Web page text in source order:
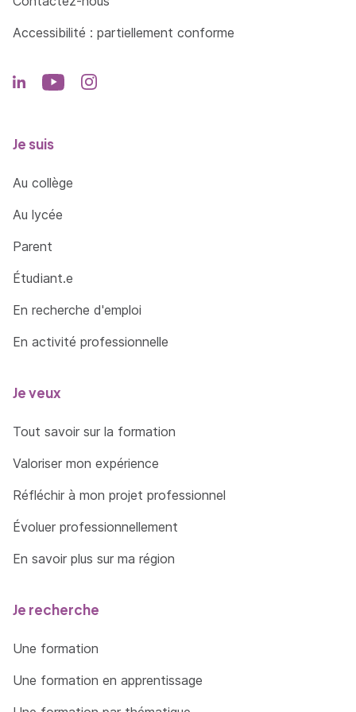
et privés en mobilisant des données et des
de développement durable pour apporter un
conseil auprès des décideurs
Concevoir des projets partenariaux avec les
différentes parties prenantes en mettant en
consultations, jeux de rôle…)
sur les politiques publiques existantes et les
éléments de prospective au regard des
attentes des parties prenantes et des
objectifs de développement durable
Planifier les étapes d’un projet afin de
au regard des moyens disponibles à mobilier
Accessibilité : partiellement conforme
Je suis
Au collège
Au lycée
Parent
Étudiant.e
En recherche d'emploi
En activité professionnelle
Je veux
Tout savoir sur la formation
Valoriser mon expérience
Réfléchir à mon projet professionnel
Évoluer professionnellement
En savoir plus sur ma région
Je recherche
Une formation
Une formation en apprentissage